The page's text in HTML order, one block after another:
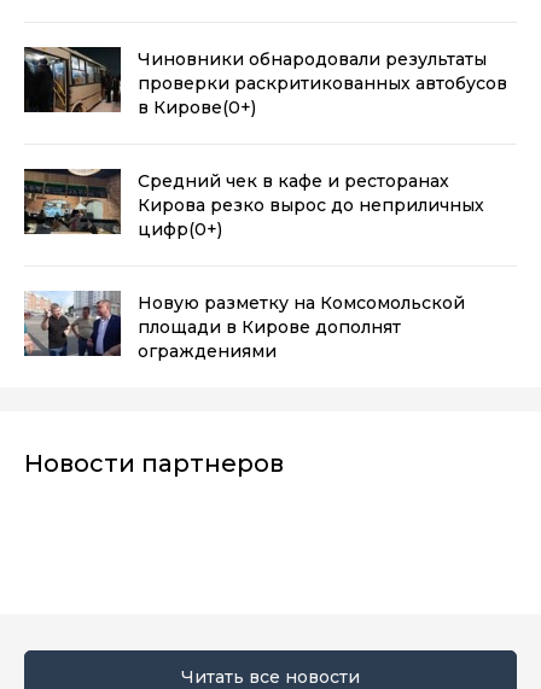
Чиновники обнародовали результаты
проверки раскритикованных автобусов
в Кирове(0+)
Средний чек в кафе и ресторанах
Кирова резко вырос до неприличных
цифр(0+)
Новую разметку на Комсомольской
площади в Кирове дополнят
ограждениями
Новости партнеров
Читать все новости